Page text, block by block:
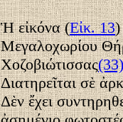
Ἡ εἰκόνα (Εἰκ. 13)
Μεγαλοχωρίου
Χοζοβιώτισσας(33)
Διατηρεῖται σὲ
Δὲν ἔχει